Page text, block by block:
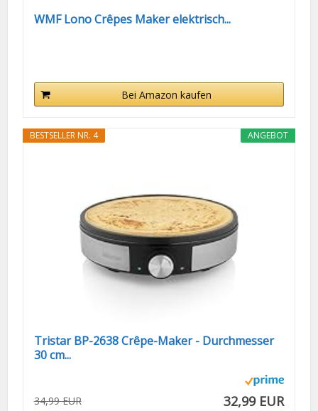
WMF Lono Crêpes Maker elektrisch...
Bei Amazon kaufen
ANGEBOT
BESTSELLER NR. 4
Tristar BP-2638 Crêpe-Maker - Durchmesser
30 cm...
34,99 EUR 32,99 EUR